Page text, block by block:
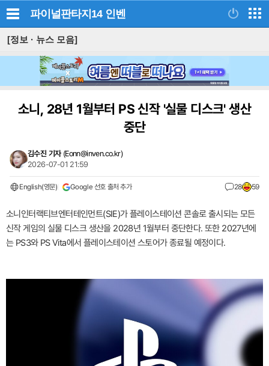
파이널판타지14 인벤
[정보 · 뉴스 모음]
소니, 28년 1월부터 PS 신작 '실물 디스크' 생산
중단
김수진 기자 (Eonn@inven.co.kr)
2026-07-01 21:59
English(영문) Google 선호 출처 추가 28 59
소니인터랙티브엔터테인먼트(SIE)가 플레이스테이션 콘솔로 출시되는 모든
신작 게임의 실물 디스크 생산을 2028년 1월부터 중단한다. 또한 2027년에
는 PS3와 PS Vita에서 플레이스테이션 스토어가 종료될 예정이다.